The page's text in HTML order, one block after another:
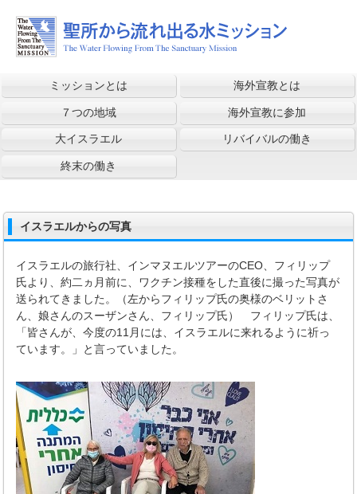
ミッションとは 海外宣教とは
７つの地域 海外宣教に参加
大イスラエル リバイバルの働き
終末の働き
イスラエルからの写真
イスラエルの旅行社、インマヌエルツアーのCEO、フィリップ
氏より、約二ヵ月前に、ワクチン接種をした直後に撮った写真が
送られてきました。（左からフィリップ氏の奥様のベリットさ
ん、娘さんのスーザンさん、フィリップ氏） フィリップ氏は、
「皆さんが、今度の11月には、イスラエルに来れるように祈っ
ています。」と言っていました。